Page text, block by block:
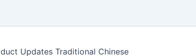
Updates Traditional Chinese